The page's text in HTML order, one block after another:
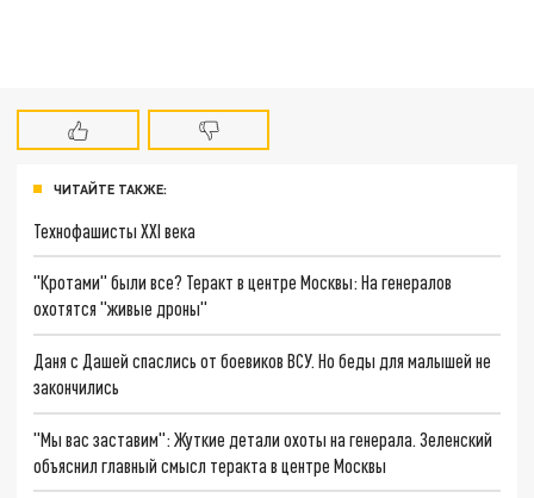
ЧИТАЙТЕ ТАКЖЕ:
Технофашисты XXI века
"Кротами" были все? Теракт в центре Москвы: На генералов
охотятся "живые дроны"
Даня с Дашей спаслись от боевиков ВСУ. Но беды для малышей не
закончились
"Мы вас заставим": Жуткие детали охоты на генерала. Зеленский
объяснил главный смысл теракта в центре Москвы